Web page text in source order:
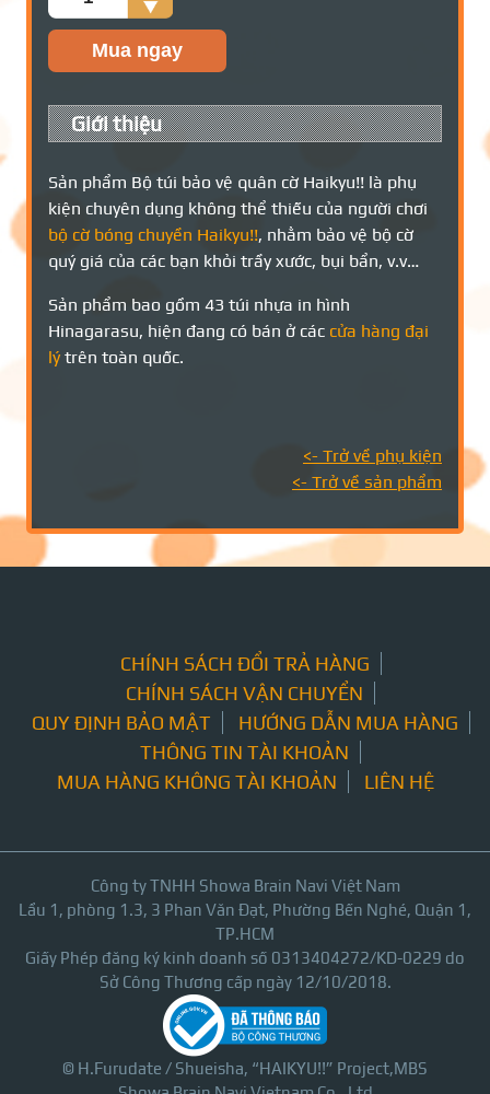
lượng
Mua ngay
Giới thiệu
Sản phẩm Bộ túi bảo vệ quân cờ Haikyu!! là phụ
kiện chuyên dụng không thể thiếu của người chơi
bộ cờ bóng chuyền Haikyu!!, nhằm bảo vệ bộ cờ
quý giá của các bạn khỏi trầy xước, bụi bẩn, v.v…
Sản phẩm bao gồm 43 túi nhựa in hình
Hinagarasu, hiện đang có bán ở các cửa hàng đại
lý trên toàn quốc.
<- Trở về phụ kiện
<- Trở về sản phẩm
CHÍNH SÁCH ĐỔI TRẢ HÀNG
CHÍNH SÁCH VẬN CHUYỂN
QUY ĐỊNH BẢO MẬT
HƯỚNG DẪN MUA HÀNG
THÔNG TIN TÀI KHOẢN
MUA HÀNG KHÔNG TÀI KHOẢN
LIÊN HỆ
Công ty TNHH Showa Brain Navi Việt Nam
Lầu 1, phòng 1.3, 3 Phan Văn Đạt, Phường Bến Nghé, Quận 1,
TP.HCM
Giấy Phép đăng ký kinh doanh số 0313404272/KD-0229 do
Sở Công Thương cấp ngày 12/10/2018.
© H.Furudate / Shueisha, “HAIKYU!!” Project,MBS